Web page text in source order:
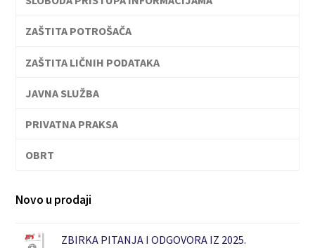
ZAŠTITA POTROŠAČA
ZAŠTITA LIČNIH PODATAKA
JAVNA SLUŽBA
PRIVATNA PRAKSA
OBRT
Novo u prodaji
ZBIRKA PITANJA I ODGOVORA IZ 2025.